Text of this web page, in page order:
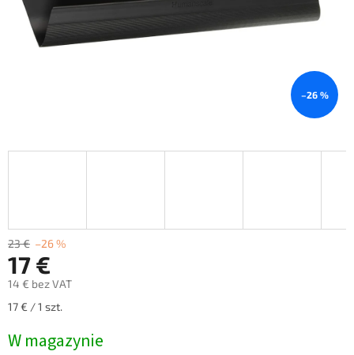
–26 %
23 € –26 %
17 €
14 € bez VAT
Cena
17 € / 1 szt.
W magazynie